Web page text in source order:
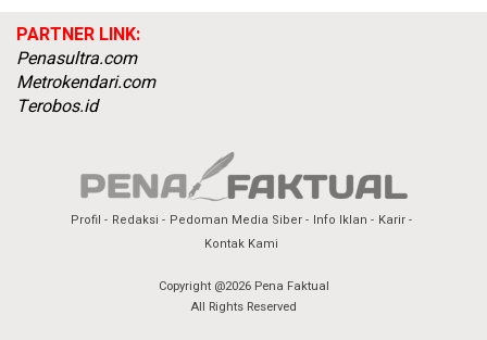
PARTNER LINK:
Penasultra.com
Metrokendari.com
Terobos.id
Profil Redaksi Pedoman Media Siber Info Iklan
Karir
Kontak Kami
Copyright @2026 Pena Faktual
All Rights Reserved